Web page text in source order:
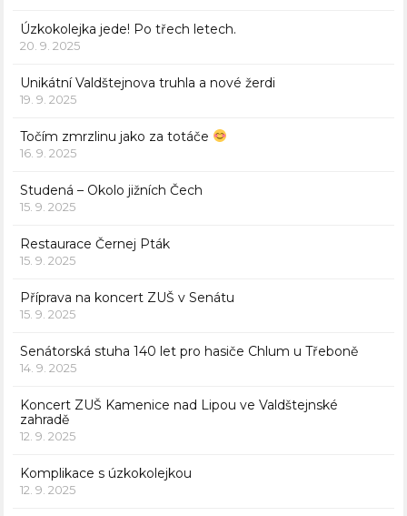
Úzkokolejka jede! Po třech letech.
20. 9. 2025
Unikátní Valdštejnova truhla a nové žerdi
19. 9. 2025
Točím zmrzlinu jako za totáče
16. 9. 2025
Studená – Okolo jižních Čech
15. 9. 2025
Restaurace Černej Pták
15. 9. 2025
Příprava na koncert ZUŠ v Senátu
15. 9. 2025
Senátorská stuha 140 let pro hasiče Chlum u Třeboně
14. 9. 2025
Koncert ZUŠ Kamenice nad Lipou ve Valdštejnské
zahradě
12. 9. 2025
Komplikace s úzkokolejkou
12. 9. 2025